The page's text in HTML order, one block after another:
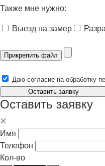
Также мне нужно:
Выезд на замер
Прикрепить файл
Даю согласие на обработку
Оставить заявку
Оставить заявку
Имя
Телефон
Кол-во